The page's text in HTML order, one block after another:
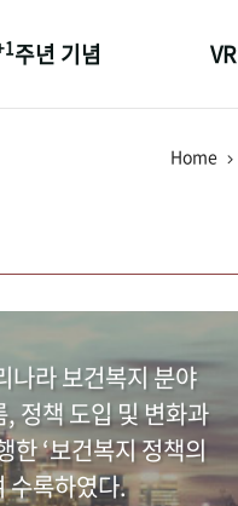
주년 기념
Home
나라 보건복지 분야
정책 도입 및 변화과
한 ‘보건복지 정책의
수록하였다.